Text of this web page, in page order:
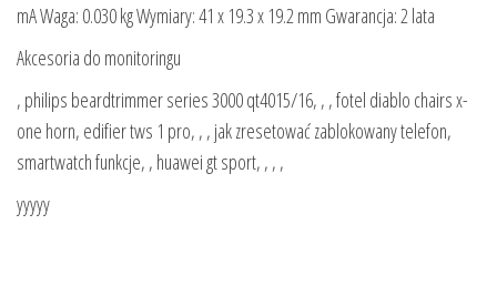
mA Waga: 0.030 kg Wymiary: 41 x 19.3 x 19.2 mm Gwarancja: 2 lata
Akcesoria do monitoringu
, philips beardtrimmer series 3000 qt4015/16, , , fotel diablo chairs x-
one horn, edifier tws 1 pro, , , jak zresetować zablokowany telefon,
smartwatch funkcje, , huawei gt sport, , , ,
yyyyy